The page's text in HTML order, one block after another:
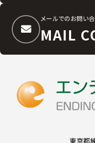
メールでのお問い
MAIL
東京都